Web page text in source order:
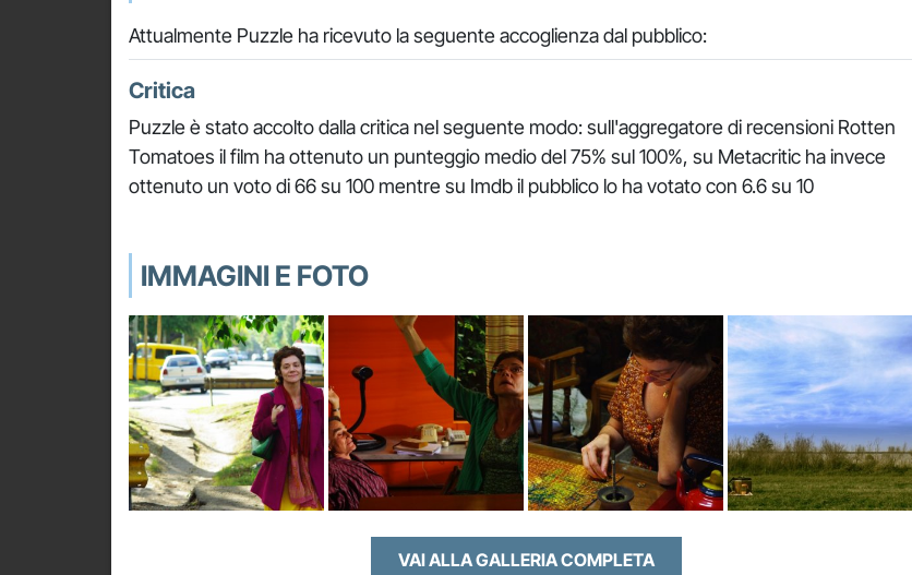
Attualmente Puzzle ha ricevuto la seguente accoglienza dal pubblico:
Critica
Puzzle è stato accolto dalla critica nel seguente modo: sull'aggregatore di recensioni Rotten
Tomatoes il film ha ottenuto un punteggio medio del 75% sul 100%, su Metacritic ha invece
ottenuto un voto di 66 su 100 mentre su Imdb il pubblico lo ha votato con 6.6 su 10
IMMAGINI E FOTO
VAI ALLA GALLERIA COMPLETA